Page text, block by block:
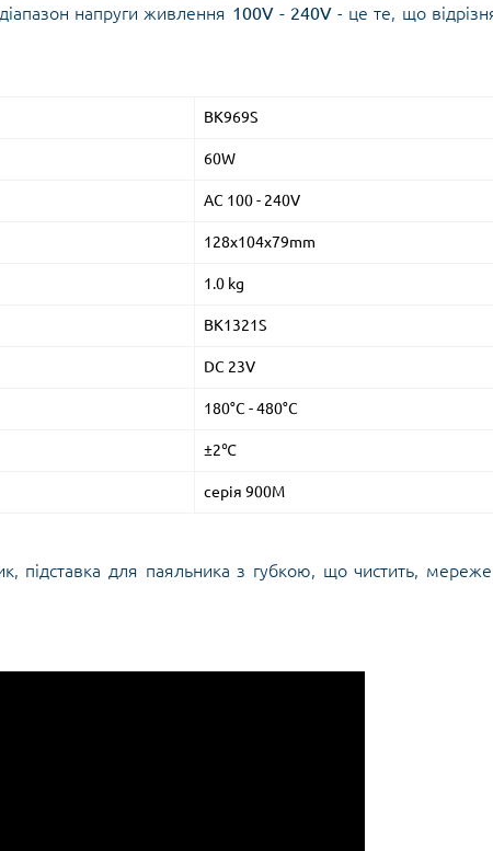
напруги живлення 100V - 240V- це те, що
BK969S
60W
AC 100 - 240V
128x104x79mm
1.0 kg
BK1321S
DC 23V
180°C - 480°C
±2℃
серія 900M
підставка для паяльника з губкою, що чистить,